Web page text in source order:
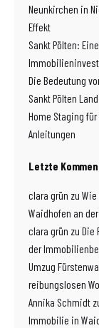
Neunkirchen in
Effekt
Sankt Pölten:
Die Bedeutung
Sankt Pölten Land
Home Staging
Anleitungen
Letzte
clara grün zu
Waidhofen an
clara grün zu Die
der
Umzug
reibungslosen
Annika Schmidt
Immobilie in